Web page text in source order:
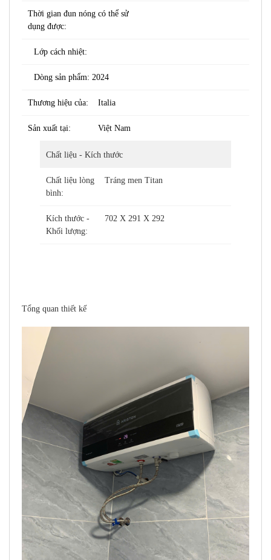
Thời gian đun nóng có thể sử
dụng được:
Lớp cách nhiệt:
Dòng sản phẩm: 2024
Thương hiệu của: Italia
Sản xuất tại: Việt Nam
Chất liệu - Kích thước
Chất liệu lòng
bình:
Tráng men Titan
Kích thước -
Khối lượng:
702 X 291 X 292
Tổng quan thiết kế